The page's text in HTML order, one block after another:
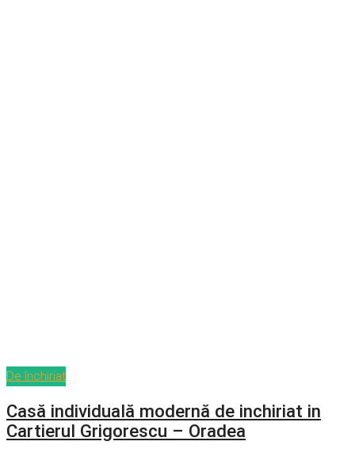
De închiriat
Casă individuală modernă de inchiriat in
Cartierul Grigorescu – Oradea